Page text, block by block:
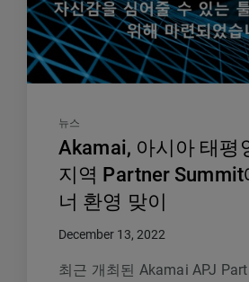
뉴스
Akamai, 아시아 태평
지역 Partner Summit
너 환영 맞이
December 13, 2022
최근 개최된 Akamai APJ